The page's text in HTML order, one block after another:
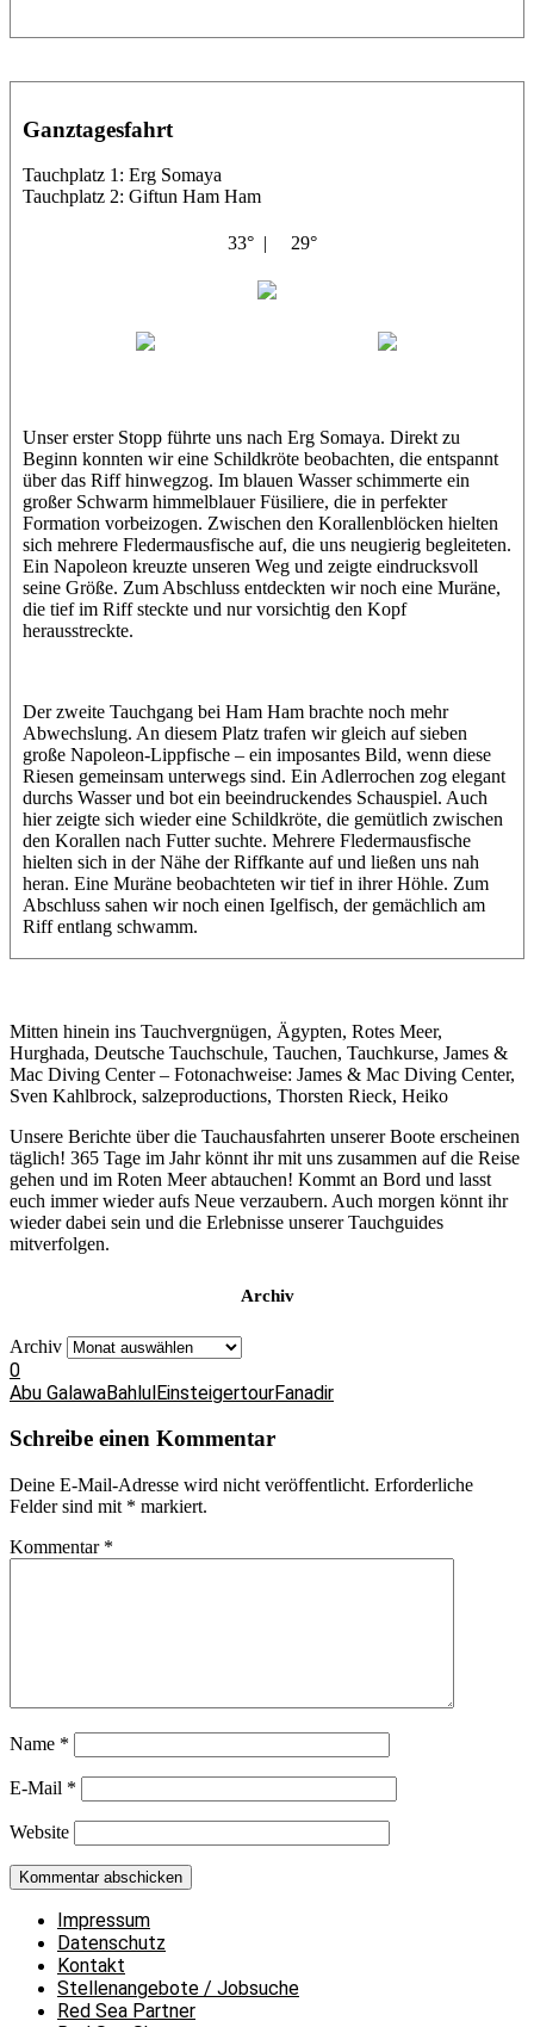
Ganztagesfahrt
Tauchplatz 1: Erg Somaya
Tauchplatz 2: Giftun Ham Ham
33° | 29°
Unser erster Stopp führte uns nach Erg Somaya. Direkt zu
Beginn konnten wir eine Schildkröte beobachten, die entspannt
über das Riff hinwegzog. Im blauen Wasser schimmerte ein
großer Schwarm himmelblauer Füsiliere, die in perfekter
Formation vorbeizogen. Zwischen den Korallenblöcken hielten
sich mehrere Fledermausfische auf, die uns neugierig begleiteten.
Ein Napoleon kreuzte unseren Weg und zeigte eindrucksvoll
seine Größe. Zum Abschluss entdeckten wir noch eine Muräne,
die tief im Riff steckte und nur vorsichtig den Kopf
herausstreckte.
Der zweite Tauchgang bei Ham Ham brachte noch mehr
Abwechslung. An diesem Platz trafen wir gleich auf sieben
große Napoleon-Lippfische – ein imposantes Bild, wenn diese
Riesen gemeinsam unterwegs sind. Ein Adlerrochen zog elegant
durchs Wasser und bot ein beeindruckendes Schauspiel. Auch
hier zeigte sich wieder eine Schildkröte, die gemütlich zwischen
den Korallen nach Futter suchte. Mehrere Fledermausfische
hielten sich in der Nähe der Riffkante auf und ließen uns nah
heran. Eine Muräne beobachteten wir tief in ihrer Höhle. Zum
Abschluss sahen wir noch einen Igelfisch, der gemächlich am
Riff entlang schwamm.
Mitten hinein ins Tauchvergnügen, Ägypten, Rotes Meer,
Hurghada, Deutsche Tauchschule, Tauchen, Tauchkurse, James &
Mac Diving Center – Fotonachweise: James & Mac Diving Center,
Sven Kahlbrock, salzeproductions, Thorsten Rieck, Heiko
Unsere Berichte über die Tauchausfahrten unserer Boote erscheinen
täglich! 365 Tage im Jahr könnt ihr mit uns zusammen auf die Reise
gehen und im Roten Meer abtauchen! Kommt an Bord und lasst
euch immer wieder aufs Neue verzaubern. Auch morgen könnt ihr
wieder dabei sein und die Erlebnisse unserer Tauchguides
mitverfolgen.
Archiv
Archiv
0
Abu GalawaBahlulEinsteigertourFanadir
Schreibe einen Kommentar
Deine E-Mail-Adresse wird nicht veröffentlicht. Erforderliche
Felder sind mit * markiert.
Kommentar *
Name *
E-Mail *
Website
Impressum
Datenschutz
Kontakt
Stellenangebote / Jobsuche
Red Sea Partner